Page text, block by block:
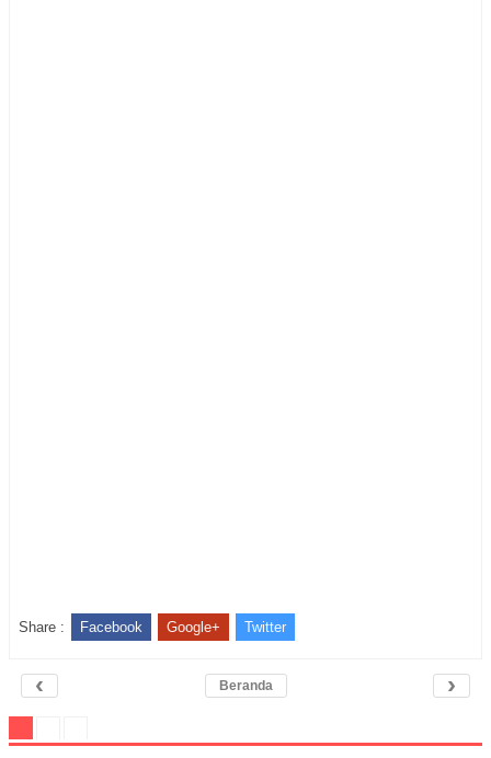
Share : Facebook Google+ Twitter
‹ ›
Beranda